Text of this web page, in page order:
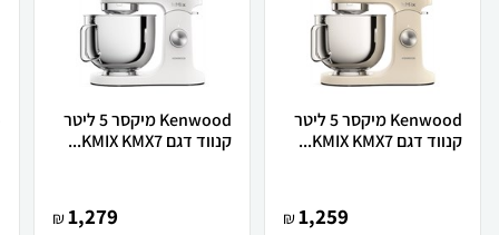
Kenwood מיקסר 5 ליטר
קנווד דגם KMIX KMX7...
1,259
₪
Kenwood מיקסר 5 ליטר
קנווד דגם KMIX KMX7...
1,279
₪